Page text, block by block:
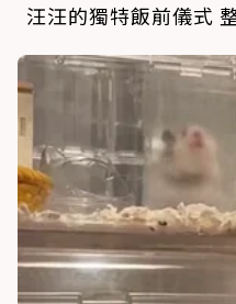
汪汪的獨特飯前儀式